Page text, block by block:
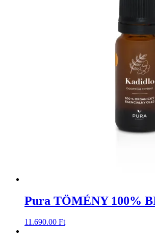
Pura TÖMÉNY 100%
11.690.00 Ft